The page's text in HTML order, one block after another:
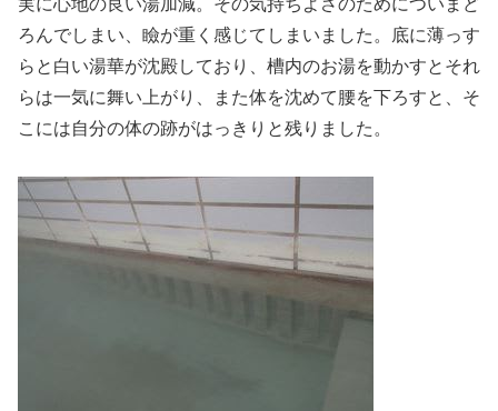
実に心地の良い湯加減。その気持ちよさのためについまど
ろんでしまい、瞼が重く感じてしまいました。底に薄っす
らと白い湯華が沈殿しており、槽内のお湯を動かすとそれ
らは一気に舞い上がり、また体を沈めて腰を下ろすと、そ
こには自分の体の跡がはっきりと残りました。